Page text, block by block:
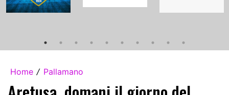
Home / Pallamano